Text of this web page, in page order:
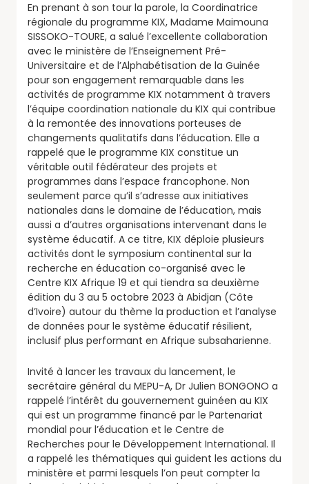
En prenant à son tour la parole, la Coordinatrice
régionale du programme KIX, Madame Maimouna
SISSOKO-TOURE, a salué l’excellente collaboration
avec le ministère de l’Enseignement Pré-
Universitaire et de l’Alphabétisation de la Guinée
pour son engagement remarquable dans les
activités de programme KIX notamment à travers
l’équipe coordination nationale du KIX qui contribue
à la remontée des innovations porteuses de
changements qualitatifs dans l’éducation. Elle a
rappelé que le programme KIX constitue un
véritable outil fédérateur des projets et
programmes dans l’espace francophone. Non
seulement parce qu’il s’adresse aux initiatives
nationales dans le domaine de l’éducation, mais
aussi a d’autres organisations intervenant dans le
système éducatif. A ce titre, KIX déploie plusieurs
activités dont le symposium continental sur la
recherche en éducation co-organisé avec le
Centre KIX Afrique 19 et qui tiendra sa deuxième
édition du 3 au 5 octobre 2023 à Abidjan (Côte
d’Ivoire) autour du thème la production et l’analyse
de données pour le système éducatif résilient,
inclusif plus performant en Afrique subsaharienne.
Invité à lancer les travaux du lancement, le
secrétaire général du MEPU-A, Dr Julien BONGONO a
rappelé l’intérêt du gouvernement guinéen au KIX
qui est un programme financé par le Partenariat
mondial pour l’éducation et le Centre de
Recherches pour le Développement International. Il
a rappelé les thématiques qui guident les actions du
ministère et parmi lesquels l’on peut compter la